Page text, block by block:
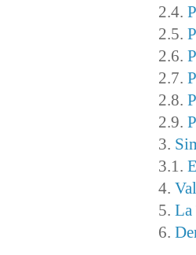
2.4.
2.5.
2.6.
2.7.
2.8.
2.9.
3.
3.1.
4.
5. La
6.